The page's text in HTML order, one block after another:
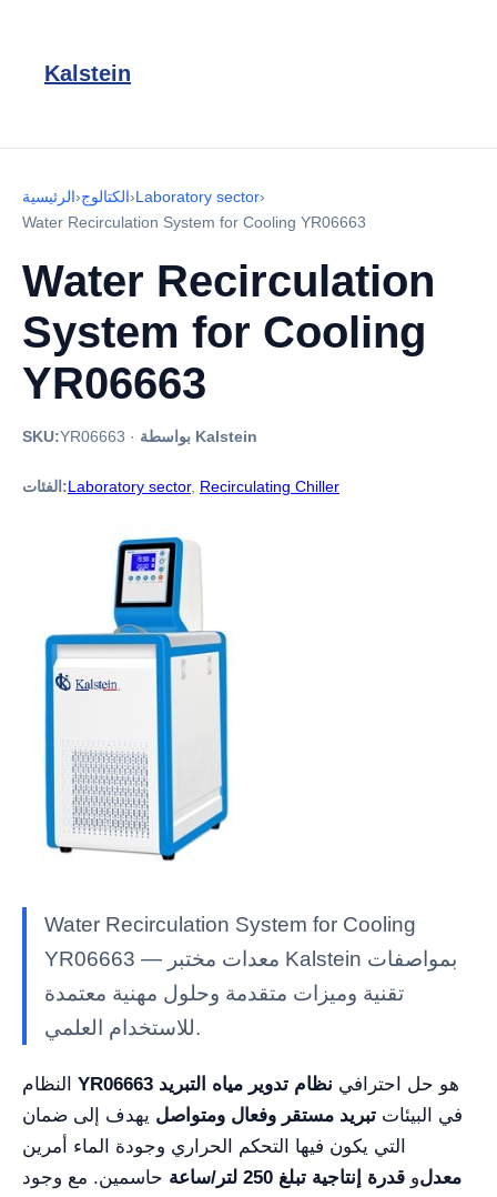
Kalstein
الرئيسية›الكتالوج›Laboratory sector›
Water Recirculation System for Cooling YR06663
Water Recirculation
System for Cooling
YR06663
SKU:YR06663 · بواسطة Kalstein
الفئات:Laboratory sector, Recirculating Chiller
Water Recirculation System for Cooling
YR06663 — معدات مختبر Kalstein بمواصفات
تقنية وميزات متقدمة وحلول مهنية معتمدة
للاستخدام العلمي.
YR06663 نظام تدوير مياه التبريد
تبريد مستقر وفعال ومتواصل
التي يكون فيها التحكم الحراري وجودة الماء أمرين
قدرة إنتاجية تبلغ 250 لتر/ساعة ومعدل